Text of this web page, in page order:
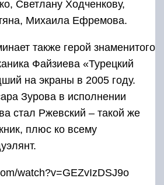
Светлану Ходченкову,
Михаила Ефремова.
также герой знаменитого
Файзиева «Турецкий
на экраны в 2005 году.
Зурова в исполнении
стал Ржевский – такой же
плюс ко всему
watch?v=GEZvIzDSJ9o